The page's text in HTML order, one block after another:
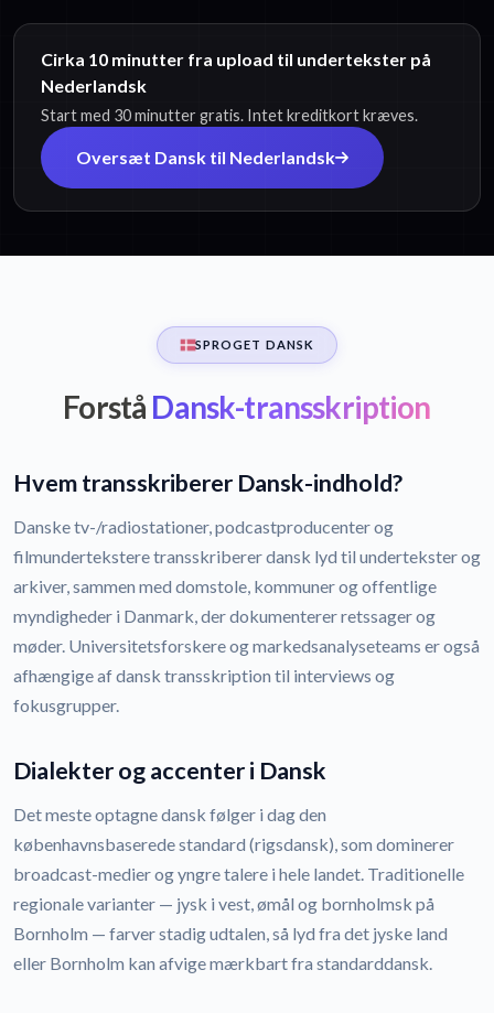
Cirka 10 minutter fra upload til undertekster på
Nederlandsk
Start med 30 minutter gratis. Intet kreditkort kræves.
Oversæt Dansk til Nederlandsk
SPROGET DANSK
Forstå Dansk-transskription
Hvem transskriberer Dansk-indhold?
Danske tv-/radiostationer, podcastproducenter og
filmundertekstere transskriberer dansk lyd til undertekster og
arkiver, sammen med domstole, kommuner og offentlige
myndigheder i Danmark, der dokumenterer retssager og
møder. Universitetsforskere og markedsanalyseteams er også
afhængige af dansk transskription til interviews og
fokusgrupper.
Dialekter og accenter i Dansk
Det meste optagne dansk følger i dag den
københavnsbaserede standard (rigsdansk), som dominerer
broadcast-medier og yngre talere i hele landet. Traditionelle
regionale varianter — jysk i vest, ømål og bornholmsk på
Bornholm — farver stadig udtalen, så lyd fra det jyske land
eller Bornholm kan afvige mærkbart fra standarddansk.